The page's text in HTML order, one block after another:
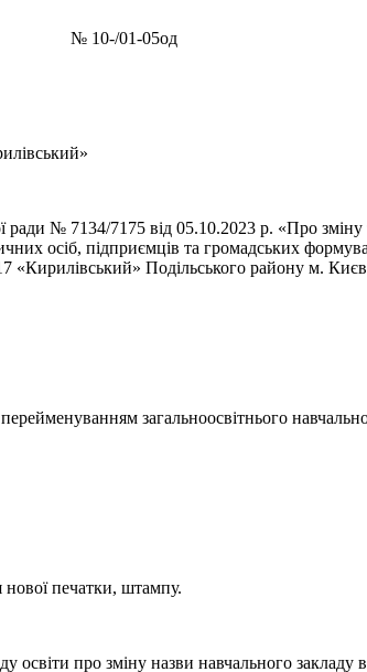
05од
ради № 7134/7175 від 05.10.2023 р. «Про
осіб, підприємців та громадських
«Кирилівський» Подільського району м.
перейменуванням загальноосвітнього
нової печатки, штампу.
освіти про зміну назви навчального закладу